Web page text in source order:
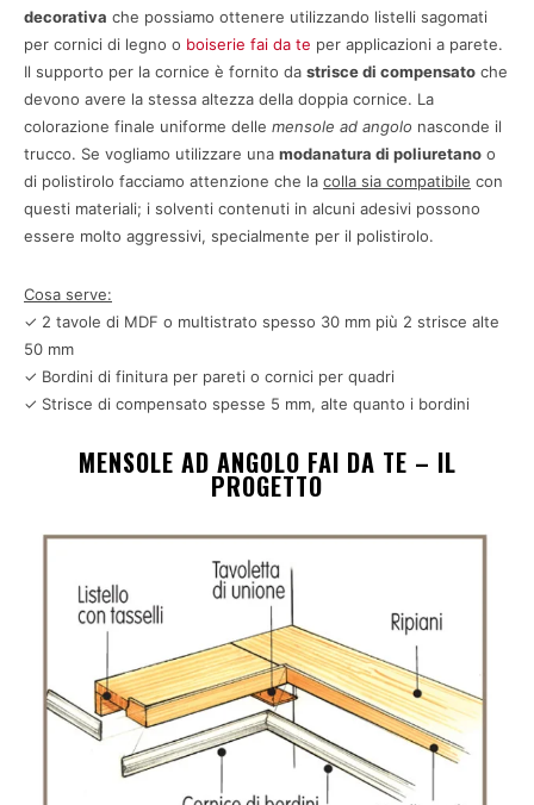
decorativa che possiamo ottenere utilizzando listelli sagomati
per cornici di legno o boiserie fai da te per applicazioni a parete.
Il supporto per la cornice è fornito da strisce di compensato che
devono avere la stessa altezza della doppia cornice. La
colorazione finale uniforme delle mensole ad angolo nasconde il
trucco. Se vogliamo utilizzare una modanatura di poliuretano o
di polistirolo facciamo attenzione che la colla sia compatibile con
questi materiali; i solventi contenuti in alcuni adesivi possono
essere molto aggressivi, specialmente per il polistirolo.
Cosa serve:
✓ 2 tavole di MDF o multistrato spesso 30 mm più 2 strisce alte
50 mm
✓ Bordini di finitura per pareti o cornici per quadri
✓ Strisce di compensato spesse 5 mm, alte quanto i bordini
MENSOLE AD ANGOLO FAI DA TE – IL
PROGETTO